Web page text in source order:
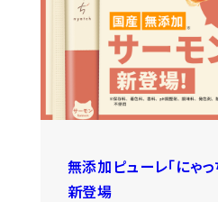
無添加ピューレ「にゃ
新登場